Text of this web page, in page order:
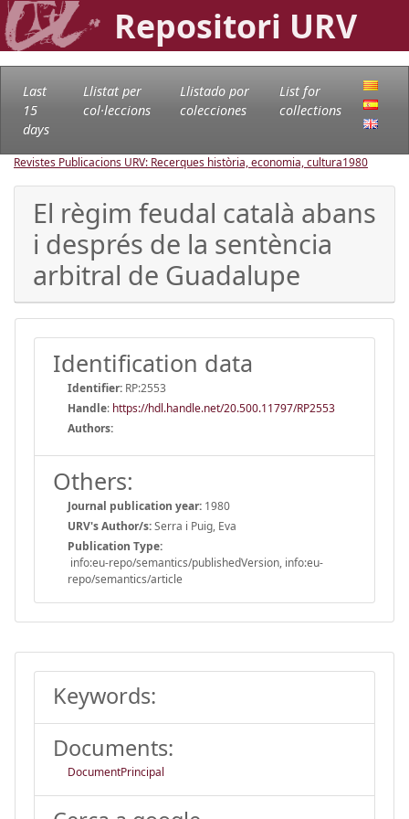
Repositori URV
Last
15
days
Llistat per
col·leccions
Llistado por
colecciones
List for
collections
Revistes Publicacions URV: Recerques història, economia, cultura1980
El règim feudal català abans
i després de la sentència
arbitral de Guadalupe
Identification data
Identifier: RP:2553
Handle: https://hdl.handle.net/20.500.11797/RP2553
Authors:
Others:
Journal publication year: 1980
URV's Author/s:Serra i Puig, Eva
Publication Type:
info:eu-repo/semantics/publishedVersion, info:eu-
repo/semantics/article
Keywords:
Documents:
DocumentPrincipal